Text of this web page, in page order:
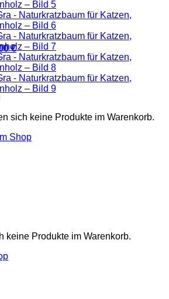
€
sich keine Produkte im Warenkorb.
Shop
keine Produkte im Warenkorb.